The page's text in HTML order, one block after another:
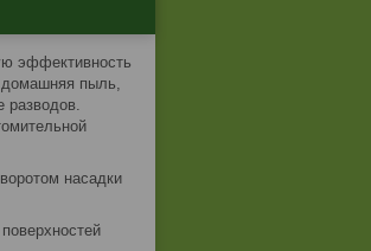
эффективность
домашняя пыль,
разводов.
насадки